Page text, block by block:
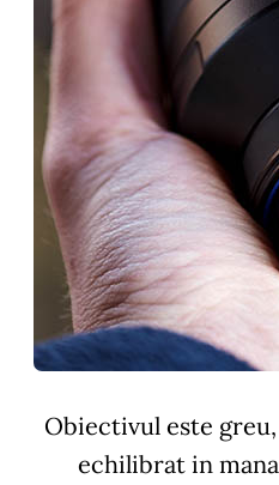
Obiectivul este
echilibrat in